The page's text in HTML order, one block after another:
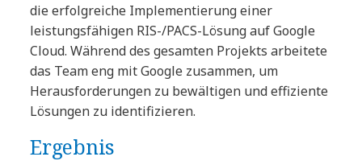
die erfolgreiche Implementierung einer
leistungsfähigen RIS-/PACS-Lösung auf Google
Cloud. Während des gesamten Projekts arbeitete
das Team eng mit Google zusammen, um
Herausforderungen zu bewältigen und effiziente
Lösungen zu identifizieren.
Ergebnis